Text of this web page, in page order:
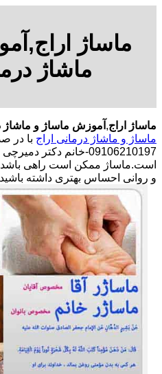
ماساژ
ماشاژ
ماساژ اراج, آموزش ماساژ و ماشاژ
ماساژ و ماشاژ درمانی اراج با در
09106210197-خانم دکتر
است.ماساژ ممکن است راهی باشد
و روانی احساس بهتری داشته